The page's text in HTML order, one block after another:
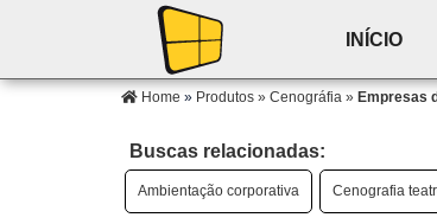
INÍCIO
Home » Produtos » Cenográfia » Empresas
Buscas relacionadas:
Ambientação corporativa Cenografia